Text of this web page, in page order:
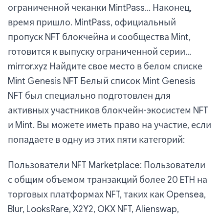
ограниченной чеканки MintPass... Наконец,
время пришло. MintPass, официальный
пропуск NFT блокчейна и сообщества Mint,
готовится к выпуску ограниченной серии...
mirror.xyz Найдите свое место в белом списке
Mint Genesis NFT Белый список Mint Genesis
NFT был специально подготовлен для
активных участников блокчейн-экосистем NFT
и Mint. Вы можете иметь право на участие, если
попадаете в одну из этих пяти категорий:
Пользователи NFT Marketplace: Пользователи
с общим объемом транзакций более 20 ETH на
торговых платформах NFT, таких как Opensea,
Blur, LooksRare, X2Y2, OKX NFT, Alienswap,